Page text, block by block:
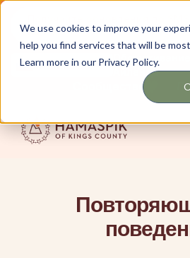
We use cookies to improve your
help you find services that will be
Learn more in our Privacy Policy.
Получайте обновления по
почте
английский
Айленда
Сообщество